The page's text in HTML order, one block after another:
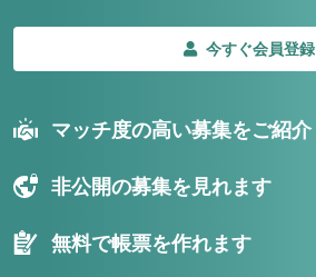
今すぐ会員登録
マッチ度の高い募集をご紹介
非公開の募集を見れます
無料で帳票を作れます